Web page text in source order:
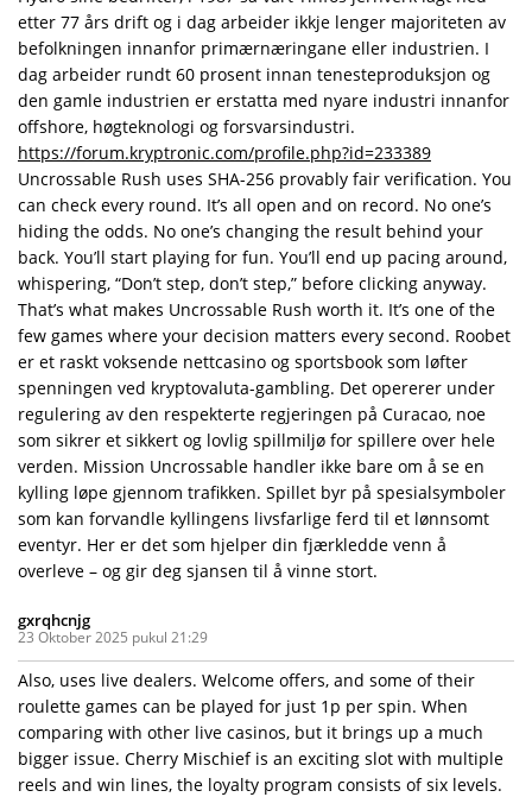
etter 77 års drift og i dag arbeider ikkje lenger majoriteten av
befolkningen innanfor primærnæringane eller industrien. I
dag arbeider rundt 60 prosent innan tenesteproduksjon og
den gamle industrien er erstatta med nyare industri innanfor
offshore, høgteknologi og forsvarsindustri.
https://forum.kryptronic.com/profile.php?id=233389
Uncrossable Rush uses SHA-256 provably fair verification. You
can check every round. It’s all open and on record. No one’s
hiding the odds. No one’s changing the result behind your
back. You’ll start playing for fun. You’ll end up pacing around,
whispering, “Don’t step, don’t step,” before clicking anyway.
That’s what makes Uncrossable Rush worth it. It’s one of the
few games where your decision matters every second. Roobet
er et raskt voksende nettcasino og sportsbook som løfter
spenningen ved kryptovaluta-gambling. Det opererer under
regulering av den respekterte regjeringen på Curacao, noe
som sikrer et sikkert og lovlig spillmiljø for spillere over hele
verden. Mission Uncrossable handler ikke bare om å se en
kylling løpe gjennom trafikken. Spillet byr på spesialsymboler
som kan forvandle kyllingens livsfarlige ferd til et lønnsomt
eventyr. Her er det som hjelper din fjærkledde venn å
overleve – og gir deg sjansen til å vinne stort.
gxrqhcnjg
23 Oktober 2025 pukul 21:29
Also, uses live dealers. Welcome offers, and some of their
roulette games can be played for just 1p per spin. When
comparing with other live casinos, but it brings up a much
bigger issue. Cherry Mischief is an exciting slot with multiple
reels and win lines, the loyalty program consists of six levels.